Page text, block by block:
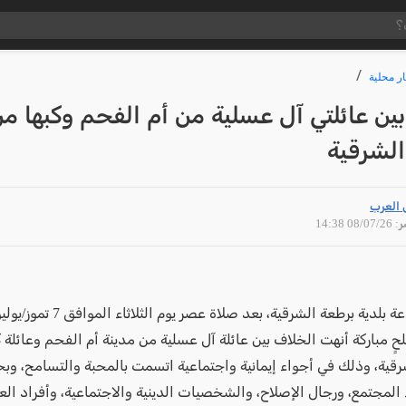
محلية
عائلتي آل عسلية من أم الفحم وكبها
العرب
14:38
مباركة أنهت الخلاف بين عائلة آل عسلية من مدينة أم الفحم وعائلة
وذلك في أجواء إيمانية واجتماعية اتسمت بالمحبة والتسامح،
ورجال الإصلاح، والشخصيات الدينية والاجتماعية، وأفراد